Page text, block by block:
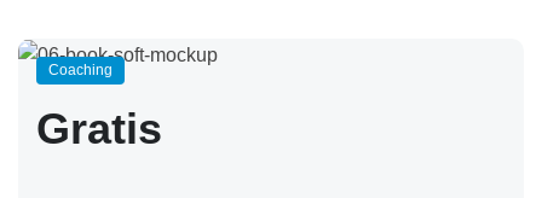
Coaching
Gratis